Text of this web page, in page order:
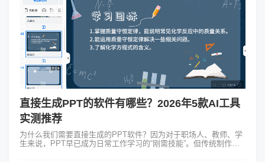
直接生成PPT的软件有哪些？2026年5款AI工具
实测推荐
为什么我们需要直接生成的PPT软件？因为对于职场人、教师、学
生来说，PPT早已成为日常工作学习的“刚需技能”。但传统制作方